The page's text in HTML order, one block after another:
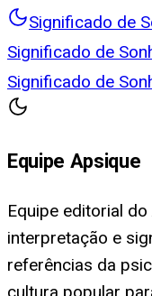
Significado de
Significado de
Significado de
Equipe Apsique
Equipe editorial
interpretação e
referências da
cultura popular